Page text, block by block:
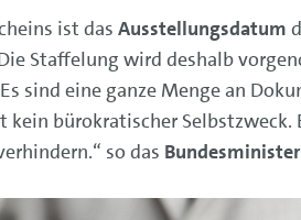
ist das Ausstellungsdatum
Staffelung wird deshalb
sind eine ganze Menge an
kein bürokratischer
so das